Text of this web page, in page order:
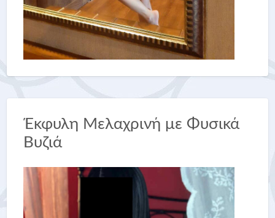
Έκφυλη Μελαχρινή με Φυσικά
Βυζιά